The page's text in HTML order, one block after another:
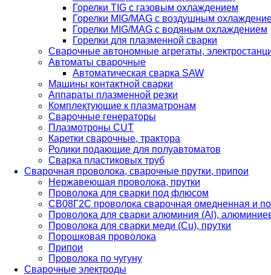
Горелки TIG с газовым охлаждением
Горелки MIG/MAG с воздушным
Горелки MIG/MAG с водяным охлаждением
Горелки для плазменной сварки
Сварочные автономные агрегаты,
Автоматы сварочные
Автоматическая сварка SAW
Машины контактной сварки
Аппараты плазменной резки
Комплектующие к плазматронам
Сварочные генераторы
Плазмотроны CUT
Каретки сварочные, трактора
Ролики подающие для полуавтоматов
Сварка пластиковых труб
Сварочная проволока, сварочные прутки, припои
Нержавеющая проволока, прутки
Проволока для сварки под флюсом
СВ08Г2С проволока сварочная омедненная и
Проволока для сварки алюминия (Al),
Проволока для сварки меди (Cu), прутки
Порошковая проволока
Припои
Проволока по чугуну
Сварочные электроды